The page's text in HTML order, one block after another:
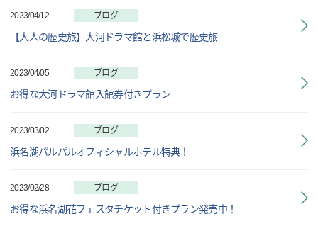
2023/04/12 ブログ
【大人の歴史旅】大河ドラマ館と浜松城で歴史旅
2023/04/05 ブログ
お得な大河ドラマ館入館券付きプラン
2023/03/02 ブログ
浜名湖パルパルオフィシャルホテル特典！
2023/02/28 ブログ
お得な浜名湖花フェスタチケット付きプラン発売中！